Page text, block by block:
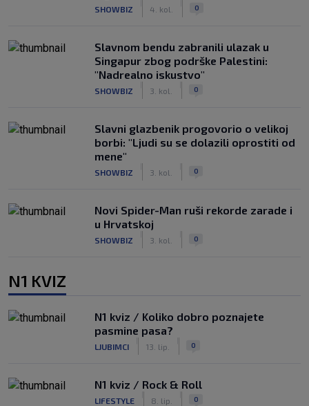
SHOWBIZ 4. kol. 0
Slavnom bendu zabranili ulazak u
Singapur zbog podrške Palestini:
"Nadrealno iskustvo"
SHOWBIZ 3. kol. 0
Slavni glazbenik progovorio o velikoj
borbi: "Ljudi su se dolazili oprostiti od
mene"
SHOWBIZ 3. kol. 0
Novi Spider-Man ruši rekorde zarade i
u Hrvatskoj
SHOWBIZ 3. kol. 0
N1 KVIZ
N1 kviz / Koliko dobro poznajete
pasmine pasa?
LJUBIMCI 13. lip. 0
N1 kviz / Rock & Roll
LIFESTYLE 8. lip. 0